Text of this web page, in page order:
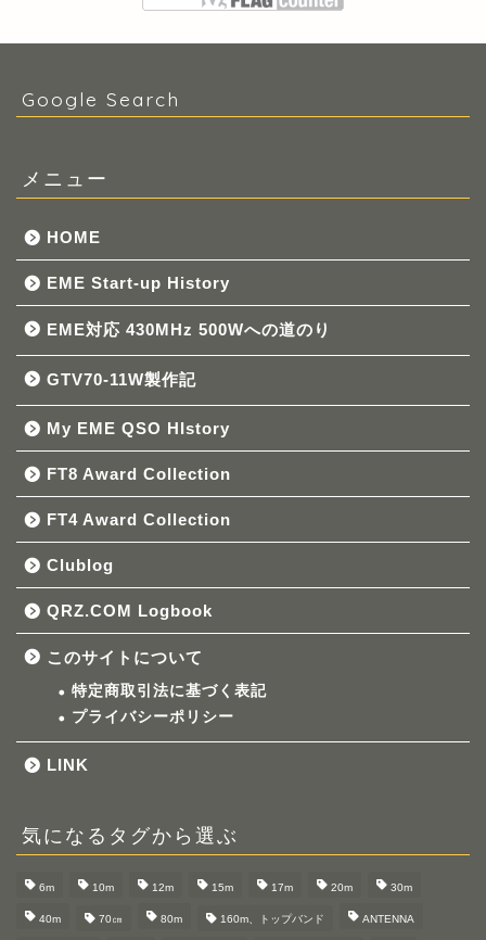
Google Search
メニュー
HOME
EME Start-up History
EME対応 430MHz 500Wへの道のり
GTV70-11W製作記
My EME QSO HIstory
FT8 Award Collection
FT4 Award Collection
Clublog
QRZ.COM Logbook
このサイトについて
特定商取引法に基づく表記
プライバシーポリシー
LINK
気になるタグから選ぶ
6m 10m 12m 15m 17m 20m 30m
40m 70㎝ 80m 160m、トップバンド ANTENNA